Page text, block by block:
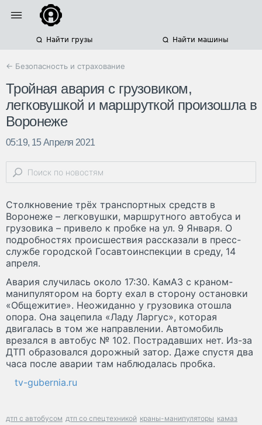
Найти грузы Найти машины
← Безопасность и страхование
Тройная авария с грузовиком,
легковушкой и маршруткой произошла в
Воронеже
05:19, 15 Апреля 2021
Столкновение трёх транспортных средств в
Воронеже – легковушки, маршрутного автобуса и
грузовика – привело к пробке на ул. 9 Января. О
подробностях происшествия рассказали в пресс-
службе городской Госавтоинспекции в среду, 14
апреля.
Авария случилась около 17:30. КамАЗ с краном-
манипулятором на борту ехал в сторону остановки
«Общежитие». Неожиданно у грузовика отошла
опора. Она зацепила «Ладу Ларгус», которая
двигалась в том же направлении. Автомобиль
врезался в автобус № 102. Пострадавших нет. Из-за
ДТП образовался дорожный затор. Даже спустя два
часа после аварии там наблюдалась пробка.
tv-gubernia.ru
дтп с автобусом дтп со спецтехникой краны-манипуляторы камаз